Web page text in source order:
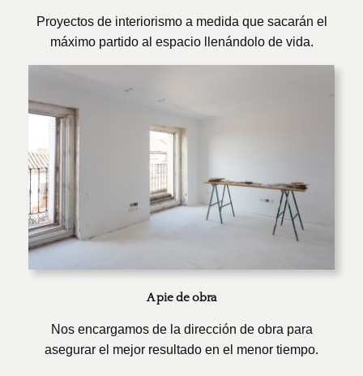
Proyectos de interiorismo a medida que sacarán el
máximo partido al espacio llenándolo de vida.
A pie de obra
Nos encargamos de la dirección de obra para
asegurar el mejor resultado en el menor tiempo.